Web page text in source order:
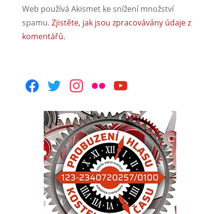
Web používá Akismet ke snížení množství
spamu. Zjistěte, jak jsou zpracovávány údaje z
komentářů.
facebooktwitterinstagram
flickr youtube